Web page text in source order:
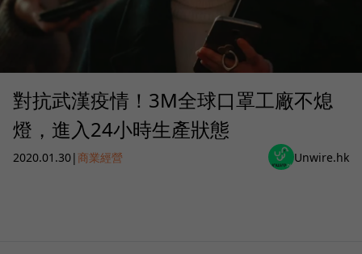
對抗武漢疫情！3M全球口罩工廠不熄
燈，進入24小時生產狀態
2020.01.30|商業經營 Unwire.hk